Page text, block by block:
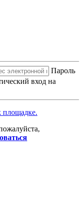
Пароль
вход на
площадке.